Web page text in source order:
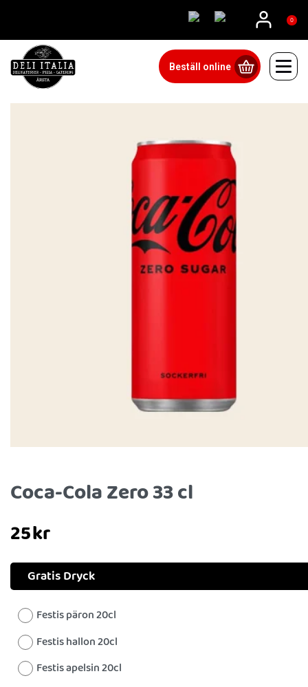
0
Beställ online
Coca-Cola Zero 33 cl
25kr
Gratis Dryck
Festis päron 20cl
Festis hallon 20cl
Festis apelsin 20cl